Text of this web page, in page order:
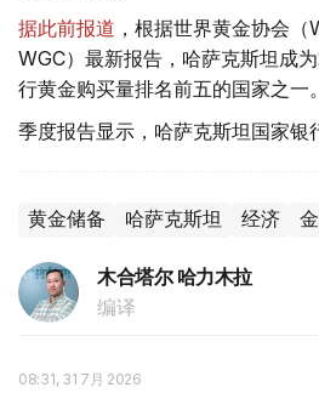
据此前报道 ，根据世界黄金协会
WGC）最新报告，哈萨克斯坦成
行黄金购买量排名前五的国家之一。
季度报告显示，哈萨克斯坦国家银
黄金储备 哈萨克斯坦 经济
木合塔尔 哈力木拉
编译
08:31, 31 7月 2026